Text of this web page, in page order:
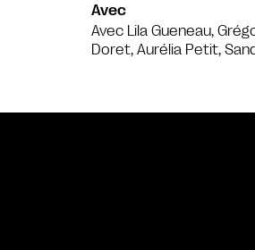
Avec
Avec Lila Gueneau,
Doret, Aurélia Petit,